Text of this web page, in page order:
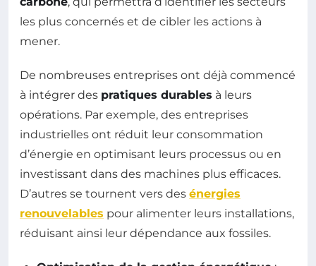
les plus concernés et de cibler les actions à
mener.
De nombreuses entreprises ont déjà commencé
à intégrer des pratiques durables à leurs
opérations. Par exemple, des entreprises
industrielles ont réduit leur consommation
d’énergie en optimisant leurs processus ou en
investissant dans des machines plus efficaces.
D’autres se tournent vers des énergies
renouvelables pour alimenter leurs installations,
réduisant ainsi leur dépendance aux fossiles.